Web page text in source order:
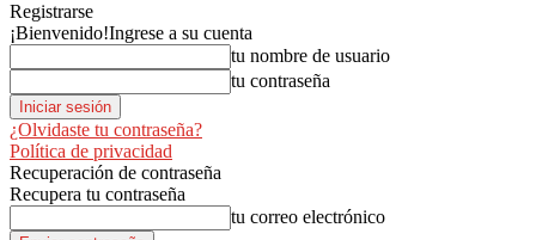
Registrarse
¡Bienvenido!Ingrese a su cuenta
tu nombre de usuario
tu contraseña
¿Olvidaste tu contraseña?
Política de privacidad
Recuperación de contraseña
Recupera tu contraseña
tu correo electrónico